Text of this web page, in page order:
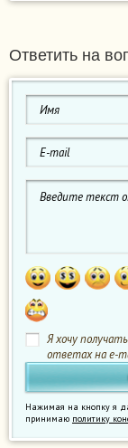
Ответить на
Я хочу
ответах на e-
Нажимая на кнопку я
принимаю политику